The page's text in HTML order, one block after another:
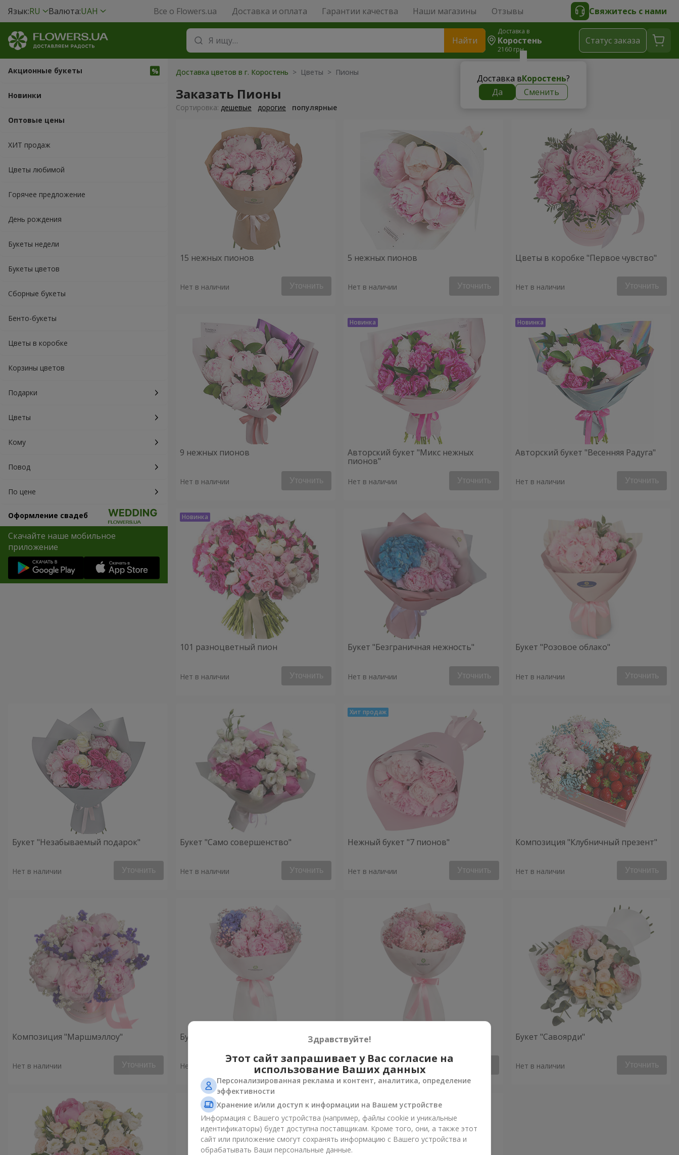
Язык:RU Валюта:UAH Все о Flowers.ua Доставка и оплата Гарантии качества Наши магазины Отзывы Свяжитесь с нами
Найти
Доставка в
Коростень
2160 грн
Доставка вКоростень?
Да
Сменить
Cтатус заказа
Акционные букеты
Новинки
Оптовые цены
ХИТ продаж
Цветы любимой
Горячее предложение
День рождения
Букеты недели
Букеты цветов
Сборные букеты
Бенто-букеты
Цветы в коробке
Корзины цветов
Подарки
Цветы
Кому
Повод
По цене
Оформление свадеб
Скачайте наше мобильное
приложение
Доставка цветов в г. Коростень > Цветы > Пионы
Заказать Пионы
Cортировка: дешевые дорогие популярные
15 нежных пионов
Нет в наличии Уточнить
5 нежных пионов
Нет в наличии Уточнить
Цветы в коробке "Первое чувство"
Нет в наличии Уточнить
9 нежных пионов
Нет в наличии Уточнить
Авторский букет "Микс нежных
пионов"
Нет в наличии Уточнить
Авторский букет "Весенняя Радуга"
Нет в наличии Уточнить
101 разноцветный пион
Нет в наличии Уточнить
Букет "Безграничная нежность"
Нет в наличии Уточнить
Букет "Розовое облако"
Нет в наличии Уточнить
Букет "Незабываемый подарок"
Нет в наличии Уточнить
Букет "Само совершенство"
Нет в наличии Уточнить
Нежный букет "7 пионов"
Нет в наличии Уточнить
Композиция "Клубничный презент"
Нет в наличии Уточнить
Композиция "Маршмэллоу"
Нет в наличии Уточнить
Букет "Утро в Спечли"
Нет в наличии Уточнить
Букет "Весна в Лояне"
Нет в наличии
Букет "Савоярди"
Нет в наличии Уточнить
Здравствуйте!
Этот сайт запрашивает у Вас согласие на
использование Ваших данных
Персонализированная реклама и контент, аналитика, определение
эффективности
Хранение и/или доступ к информации на Вашем устройстве
Информация с Вашего устройства (например, файлы cookie и уникальные
идентификаторы) будет доступна поставщикам. Кроме того, они, а также этот
сайт или приложение смогут сохранять информацию с Вашего устройства и
обрабатывать Ваши персональные данные.